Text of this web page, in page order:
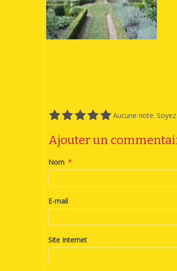
Aucune note.
Ajouter un
Nom
E-mail
Site Internet